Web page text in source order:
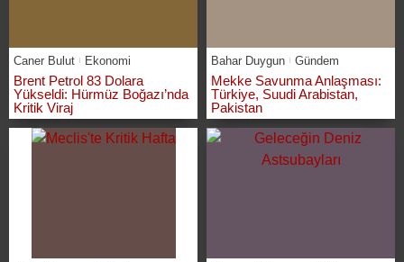
Caner Bulut Ekonomi
Brent Petrol 83 Dolara
Yükseldi: Hürmüz Boğazı’nda
Kritik Viraj
Bahar Duygun Gündem
Mekke Savunma Anlaşması:
Türkiye, Suudi Arabistan,
Pakistan